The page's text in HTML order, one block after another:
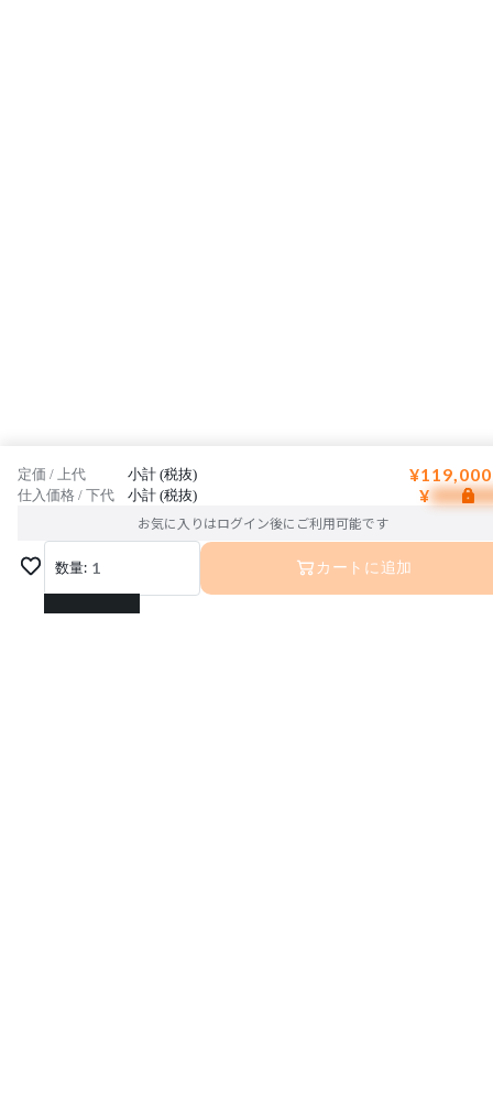
定価 / 上代 小計 (税抜)
仕入価格 / 下代 小計 (税抜) ¥
お気に入りはログイン後にご利用可能です
数量: 1
1
カートに追加